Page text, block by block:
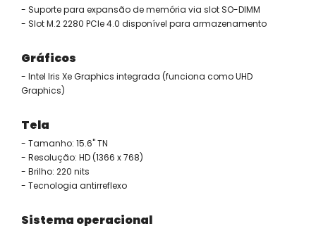
- Suporte para expansão de memória via slot SO-DIMM
- Slot M.2 2280 PCIe 4.0 disponível para armazenamento
Gráficos
- Intel Iris Xe Graphics integrada (funciona como UHD
Graphics)
Tela
- Tamanho: 15.6" TN
- Resolução: HD (1366 x 768)
- Brilho: 220 nits
- Tecnologia antirreflexo
Sistema operacional